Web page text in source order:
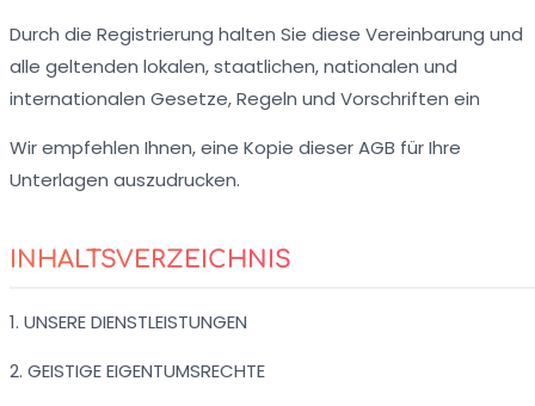
Durch die Registrierung halten Sie diese Vereinbarung und
alle geltenden lokalen, staatlichen, nationalen und
internationalen Gesetze, Regeln und Vorschriften ein
Wir empfehlen Ihnen, eine Kopie dieser AGB für Ihre
Unterlagen auszudrucken.
INHALTSVERZEICHNIS
1. UNSERE DIENSTLEISTUNGEN
2. GEISTIGE EIGENTUMSRECHTE